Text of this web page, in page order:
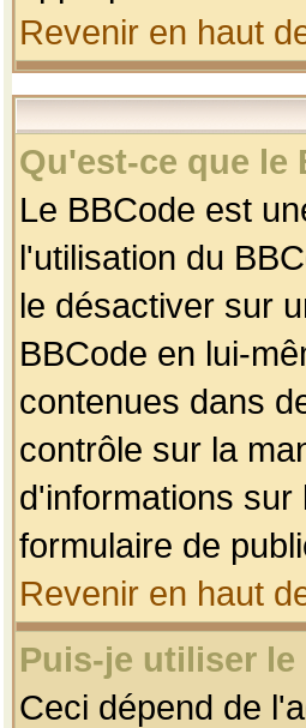
Revenir en haut
Qu'est-ce que le
Le BBCode est
l'utilisation du
le désactiver sur
BBCode en lui-
contenues dans
contrôle sur la
d'informations sur
formulaire de
Revenir en haut
Puis-je utiliser le
Ceci dépend de